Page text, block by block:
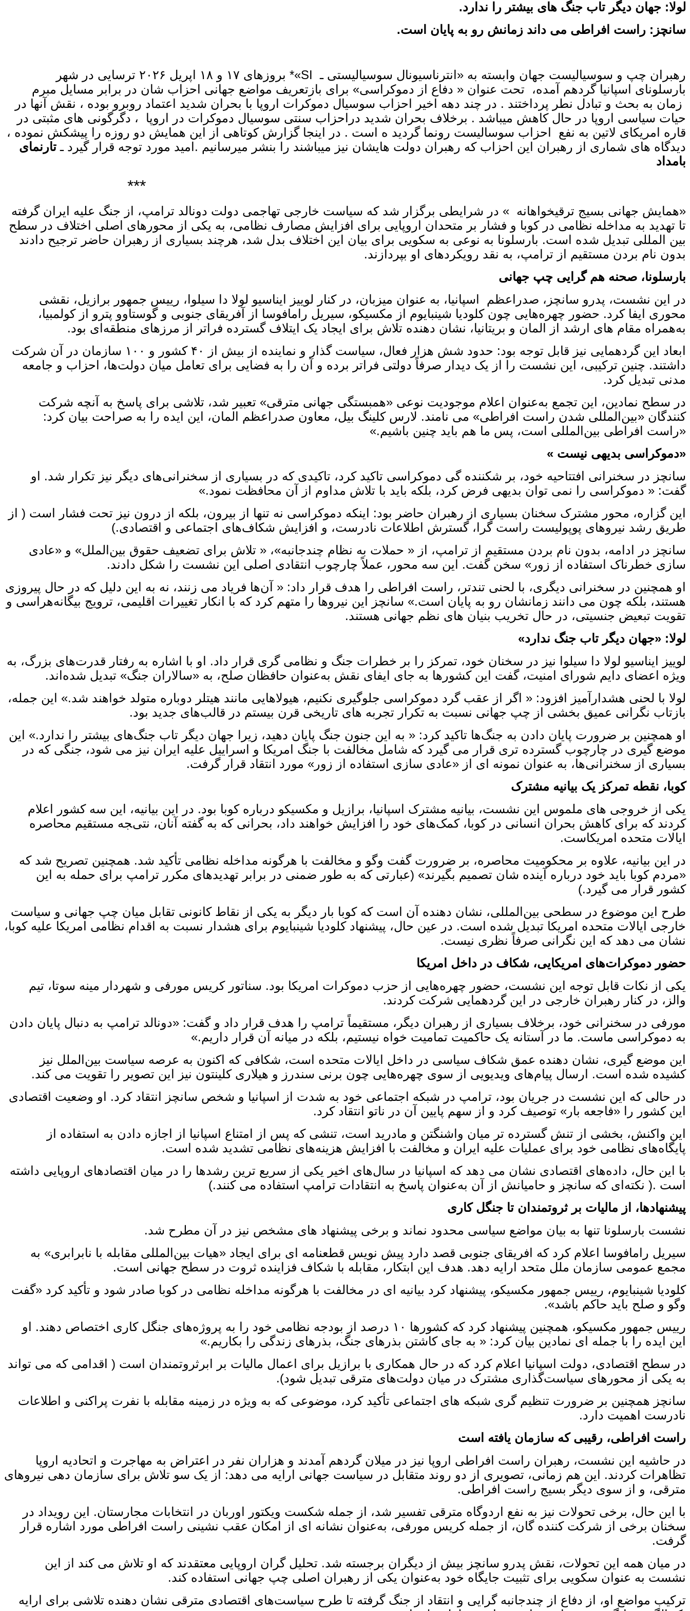
لولا: جهان دیگر تاب جنگ‌ های بیشتر را ندارد.
سانچز: راست افراطی می ‌داند زمانش رو به پایان است.
رهبران چپ و سوسیالیست جهان وابسته به «‌انترناسیونال سوسیالیستی ـ SI»* بروزهای ۱۷ و ۱۸ اپریل ۲۰۲۶ ترسایی در شهر
بارسلونای اسپانیا گردهم آمده، تحت عنوان « دفاع از دموکراسی» برای بازتعریف مواضع جهانی احزاب شان در برابر مسایل مبرم
زمان به بحث و تبادل نطر پرداختند . در چند دهه اخیر احزاب سوسیال دموکرات اروپا با بحران شدید اعتماد روبرو بوده ، نقش آنها در
حیات سیاسی اروپا در حال کاهش میباشد . برخلاف بحران شدید دراحزاب سنتی سوسیال دموکرات در اروپا ، دگرگونی های مثبتی در
قاره امریکای لاتین به نفع احزاب سوسالیست رونما گردید ه است . در اینجا گزارش کوتاهی از این همایش دو روزه را پیشکش نموده ،
دیدگاه های شماری از رهبران این احزاب که رهبران دولت هایشان نیز میباشند را بنشر میرسانیم .امید مورد توجه قرار گیرد ـ تارنمای
بامداد
***
«همایش جهانی بسیج ترقیخواهانه » در شرایطی برگزار شد که سیاست خارجی تهاجمی دولت دونالد ترامپ، از جنگ علیه ایران گرفته
تا تهدید به مداخله نظامی در کوبا و فشار بر متحدان اروپایی برای افزایش مصارف نظامی، به یکی از محورهای اصلی اختلاف در سطح
بین ‌المللی تبدیل شده است. بارسلونا به‌ نوعی به سکویی برای بیان این اختلاف بدل شد، هرچند بسیاری از رهبران حاضر ترجیح دادند
بدون نام بردن مستقیم از ترامپ، به نقد رویکردهای او بپردازند.
بارسلونا، صحنه هم‌ گرایی چپ جهانی
در این نشست، پدرو سانچز، صدراعظم اسپانیا، به‌ عنوان میزبان، در کنار لوییز ایناسیو لولا دا سیلوا، رییس جمهور برازیل، نقشی
محوری ایفا کرد. حضور چهره‌هایی چون کلودیا شینبایوم از مکسیکو، سیریل رامافوسا از آفریقای جنوبی و گوستاوو پترو از کولمبیا،
به‌همراه مقام‌ های ارشد از المان و بریتانیا، نشان ‌دهنده تلاش برای ایجاد یک ایتلاف گسترده فراتر از مرزهای منطقه‌ای بود.
ابعاد این گردهمایی نیز قابل توجه بود: حدود شش هزار فعال، سیاست‌ گذار و نماینده از بیش از ۴۰ کشور و ۱۰۰ سازمان در آن شرکت
داشتند. چنین ترکیبی، این نشست را از یک دیدار صرفاً دولتی فراتر برده و آن را به فضایی برای تعامل میان دولت‌ها، احزاب و جامعه
مدنی تبدیل کرد.
در سطح نمادین، این تجمع به‌عنوان اعلام موجودیت نوعی «همبستگی جهانی مترقی» تعبیر شد، تلاشی برای پاسخ به آنچه شرکت
‌کنندگان «بین‌المللی شدن راست افراطی» می‌ نامند. لارس کلینگ ‌بیل، معاون صدراعظم المان، این ایده را به ‌صراحت بیان کرد:
«راست افراطی بین‌المللی است، پس ما هم باید چنین باشیم.»
«دموکراسی بدیهی نیست »
سانچز در سخنرانی افتتاحیه خود، بر شکننده گی دموکراسی تاکید کرد، تاکیدی که در بسیاری از سخنرانی‌های دیگر نیز تکرار شد. او
گفت: « دموکراسی را نمی‌ توان بدیهی فرض کرد، بلکه باید با تلاش مداوم از آن محافظت نمود.»
این گزاره، محور مشترک سخنان بسیاری از رهبران حاضر بود: اینکه دموکراسی نه ‌تنها از بیرون، بلکه از درون نیز تحت فشار است ( از
طریق رشد نیروهای پوپولیست راست ‌گرا، گسترش اطلاعات نادرست، و افزایش شکاف‌های اجتماعی و اقتصادی.)
سانچز در ادامه، بدون نام بردن مستقیم از ترامپ، از « حملات به نظام چندجانبه»، « تلاش برای تضعیف حقوق بین‌الملل» و «عادی
‌سازی خطرناک استفاده از زور» سخن گفت. این سه محور، عملاً چارچوب انتقادی اصلی این نشست را شکل دادند.
او همچنین در سخنرانی دیگری، با لحنی تندتر، راست افراطی را هدف قرار داد: « آن‌ها فریاد می ‌زنند، نه به این دلیل که در حال پیروزی
هستند، بلکه چون می‌ دانند زمانشان رو به پایان است.» سانچز این نیروها را متهم کرد که با انکار تغییرات اقلیمی، ترویج بیگانه‌هراسی و
تقویت تبعیض جنسیتی، در حال تخریب بنیان‌ های نظم جهانی هستند.
لولا: «جهان دیگر تاب جنگ ندارد»
لوییز ایناسیو لولا دا سیلوا نیز در سخنان خود، تمرکز را بر خطرات جنگ و نظامی ‌گری قرار داد. او با اشاره به رفتار قدرت‌های بزرگ، به‌
ویژه اعضای دایم شورای امنیت، گفت این کشورها به‌ جای ایفای نقش به‌عنوان حافظان صلح، به «سالاران جنگ» تبدیل شده‌اند.
لولا با لحنی هشدارآمیز افزود: « اگر از عقب‌ گرد دموکراسی جلوگیری نکنیم، هیولاهایی مانند هیتلر دوباره متولد خواهند شد.» این جمله،
بازتاب نگرانی عمیق بخشی از چپ جهانی نسبت به تکرار تجربه‌ های تاریخی قرن بیستم در قالب‌های جدید بود.
او همچنین بر ضرورت پایان دادن به جنگ‌ها تاکید کرد: « به این جنون جنگ پایان دهید، زیرا جهان دیگر تاب جنگ‌های بیشتر را ندارد.» این
موضع‌ گیری در چارچوب گسترده ‌تری قرار می‌ گیرد که شامل مخالفت با جنگ امریکا و اسراییل علیه ایران نیز می ‌شود، جنگی که در
بسیاری از سخنرانی‌ها، به‌ عنوان نمونه‌ ای از «عادی ‌سازی استفاده از زور» مورد انتقاد قرار گرفت.
کوبا، نقطه تمرکز یک بیانیه مشترک
یکی از خروجی‌ های ملموس این نشست، بیانیه مشترک اسپانیا، برازیل و مکسیکو درباره کوبا بود. در این بیانیه، این سه کشور اعلام
کردند که برای کاهش بحران انسانی در کوبا، کمک‌های خود را افزایش خواهند داد، بحرانی که به‌ گفته آنان، نتیجه مستقیم محاصره
ایالات متحده امریکاست.
در این بیانیه، علاوه بر محکومیت محاصره، بر ضرورت گفت ‌وگو و مخالفت با هرگونه مداخله نظامی تأکید شد. همچنین تصریح شد که
«مردم کوبا باید خود درباره آینده‌ شان تصمیم بگیرند» (عبارتی که به‌ طور ضمنی در برابر تهدیدهای مکرر ترامپ برای حمله به این
کشور قرار می ‌گیرد.)
طرح این موضوع در سطحی بین‌المللی، نشان ‌دهنده آن است که کوبا بار دیگر به یکی از نقاط کانونی تقابل میان چپ جهانی و سیاست
خارجی ایالات متحده امریکا تبدیل شده است. در عین حال، پیشنهاد کلودیا شینبایوم برای هشدار نسبت به اقدام نظامی امریکا علیه کوبا،
نشان می ‌دهد که این نگرانی صرفاً نظری نیست.
حضور دموکرات‌های امریکایی، شکاف در داخل امریکا
یکی از نکات قابل توجه این نشست، حضور چهره‌هایی از حزب دموکرات امریکا بود. سناتور کریس مورفی و شهردار مینه ‌سوتا، تیم
والز، در کنار رهبران خارجی در این گردهمایی شرکت کردند.
مورفی در سخنرانی خود، برخلاف بسیاری از رهبران دیگر، مستقیماً ترامپ را هدف قرار داد و گفت: «دونالد ترامپ به ‌دنبال پایان دادن
به دموکراسی ماست. ما در آستانه یک حاکمیت تمامیت ‌خواه نیستیم، بلکه در میانه آن قرار داریم.»
این موضع ‌گیری، نشان ‌دهنده عمق شکاف سیاسی در داخل ایالات متحده است، شکافی که اکنون به عرصه سیاست بین‌الملل نیز
کشیده شده است. ارسال پیام‌های ویدیویی از سوی چهره‌هایی چون برنی سندرز و هیلاری کلینتون نیز این تصویر را تقویت می ‌کند.
در حالی که این نشست در جریان بود، ترامپ در شبکه اجتماعی خود به‌ شدت از اسپانیا و شخص سانچز انتقاد کرد. او وضعیت اقتصادی
این کشور را «فاجعه‌ بار» توصیف کرد و از سهم پایین آن در ناتو انتقاد کرد.
این واکنش، بخشی از تنش گسترده ‌تر میان واشنگتن و مادرید است، تنشی که پس از امتناع اسپانیا از اجازه دادن به استفاده از
پایگاه‌های نظامی خود برای عملیات علیه ایران و مخالفت با افزایش هزینه‌های نظامی تشدید شده است.
با این حال، داده‌های اقتصادی نشان می ‌دهد که اسپانیا در سال‌های اخیر یکی از سریع‌ ترین رشدها را در میان اقتصادهای اروپایی داشته
است .( نکته‌ای که سانچز و حامیانش از آن به‌عنوان پاسخ به انتقادات ترامپ استفاده می‌ کنند.)
پیشنهادها، از مالیات بر ثروتمندان تا جنگل ‌کاری
نشست بارسلونا تنها به بیان مواضع سیاسی محدود نماند و برخی پیشنهاد های مشخص نیز در آن مطرح شد.
سیریل رامافوسا اعلام کرد که افریقای جنوبی قصد دارد پیش ‌نویس قطعنامه ‌ای برای ایجاد «هیات بین‌المللی مقابله با نابرابری» به
مجمع عمومی سازمان ملل متحد ارایه دهد. هدف این ابتکار، مقابله با شکاف فزاینده ثروت در سطح جهانی است.
کلودیا شینبایوم، رییس جمهور مکسیکو، پیشنهاد کرد بیانیه ‌ای در مخالفت با هرگونه مداخله نظامی در کوبا صادر شود و تأکید کرد «گفت
‌وگو و صلح باید حاکم باشد».
رییس جمهور مکسیکو، همچنین پیشنهاد کرد که کشورها ۱۰ درصد از بودجه نظامی خود را به پروژه‌های جنگل‌ کاری اختصاص دهند. او
این ایده را با جمله‌ ای نمادین بیان کرد: « به‌ جای کاشتن بذرهای جنگ، بذرهای زندگی را بکاریم.»
در سطح اقتصادی، دولت اسپانیا اعلام کرد که در حال همکاری با برازیل برای اعمال مالیات بر ابرثروتمندان است ( اقدامی که می ‌تواند
به یکی از محورهای سیاست‌گذاری مشترک در میان دولت‌های مترقی تبدیل شود).
سانچز همچنین بر ضرورت تنظیم‌ گری شبکه‌ های اجتماعی تأکید کرد، موضوعی که به‌ ویژه در زمینه مقابله با نفرت ‌پراکنی و اطلاعات
نادرست اهمیت دارد.
راست افراطی، رقیبی که سازمان یافته است
در حاشیه این نشست، رهبران راست افراطی اروپا نیز در میلان گردهم آمدند و هزاران نفر در اعتراض به مهاجرت و اتحادیه اروپا
تظاهرات کردند. این هم‌ زمانی، تصویری از دو روند متقابل در سیاست جهانی ارایه می ‌دهد: از یک ‌سو تلاش برای سازمان ‌دهی نیروهای
مترقی، و از سوی دیگر بسیج راست افراطی.
با این حال، برخی تحولات نیز به نفع اردوگاه مترقی تفسیر شد، از جمله شکست ویکتور اوربان در انتخابات مجارستان. این رویداد در
سخنان برخی از شرکت‌ کننده گان، از جمله کریس مورفی، به‌عنوان نشانه ‌ای از امکان عقب ‌نشینی راست افراطی مورد اشاره قرار
گرفت.
در میان همه این تحولات، نقش پدرو سانچز بیش از دیگران برجسته شد. تحلیل ‌گران اروپایی معتقدند که او تلاش می‌ کند از این
نشست به ‌عنوان سکویی برای تثبیت جایگاه خود به‌عنوان یکی از رهبران اصلی چپ جهانی استفاده کند.
ترکیب مواضع او، از دفاع از چندجانبه‌ گرایی و انتقاد از جنگ گرفته تا طرح سیاست‌های اقتصادی مترقی نشان ‌دهنده تلاشی برای ارایه